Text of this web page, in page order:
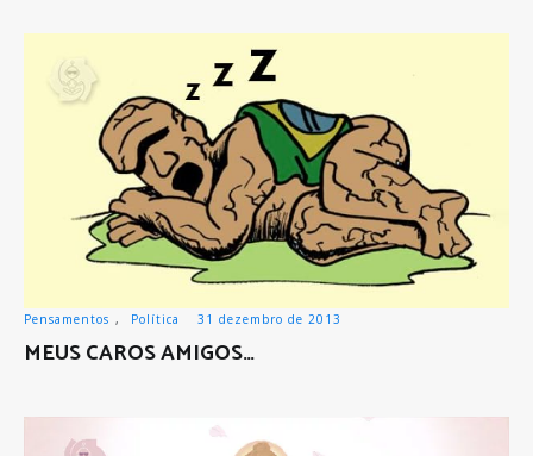
Pensamentos , Política 31 dezembro de 2013
MEUS CAROS AMIGOS…